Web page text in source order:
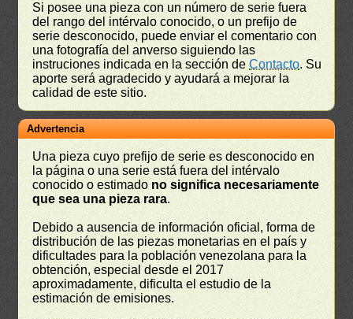
Si posee una pieza con un número de serie fuera
del rango del intérvalo conocido, o un prefijo de
serie desconocido, puede enviar el comentario con
una fotografía del anverso siguiendo las
instruciones indicada en la sección deContacto. Su
aporte será agradecido y ayudará a mejorar la
calidad de este sitio.
Advertencia
Una pieza cuyo prefijo de serie es desconocido en
la página o una serie está fuera del intérvalo
conocido o estimado no significa necesariamente
que sea una pieza rara.
Debido a ausencia de información oficial, forma de
distribución de las piezas monetarias en el país y
dificultades para la población venezolana para la
obtención, especial desde el 2017
aproximadamente, dificulta el estudio de la
estimación de emisiones.